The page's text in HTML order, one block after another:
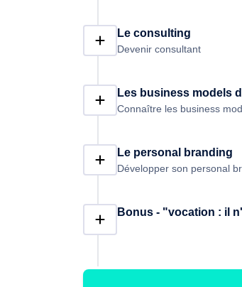
Le consulting
Devenir consultant
Les business models
Connaître les business
Le personal branding
Développer son personal
Bonus - "vocation : il